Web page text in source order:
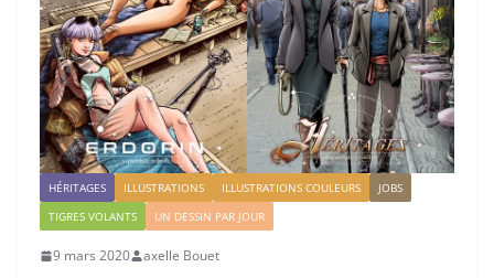
HÉRITAGES ILLUSTRATIONS ILLUSTRATIONS COULEURS
JOBS
TIGRES VOLANTS
UN DESSIN PAR JOUR
9 mars 2020 axelle Bouet